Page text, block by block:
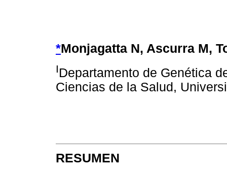
*Monjagatta N, Ascurra M,
IDepartamento de Genética
Ciencias de la Salud,
RESUMEN